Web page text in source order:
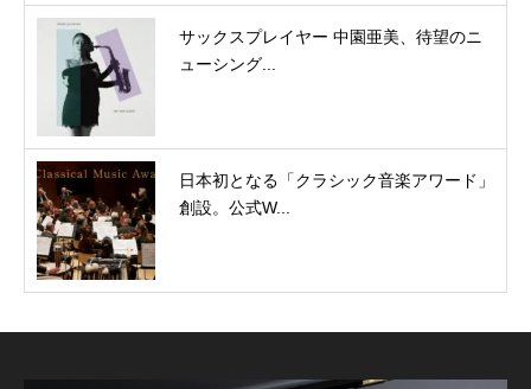
サックスプレイヤー 中園亜美、待望のニ
ューシング...
日本初となる「クラシック音楽アワード」
創設。公式W...